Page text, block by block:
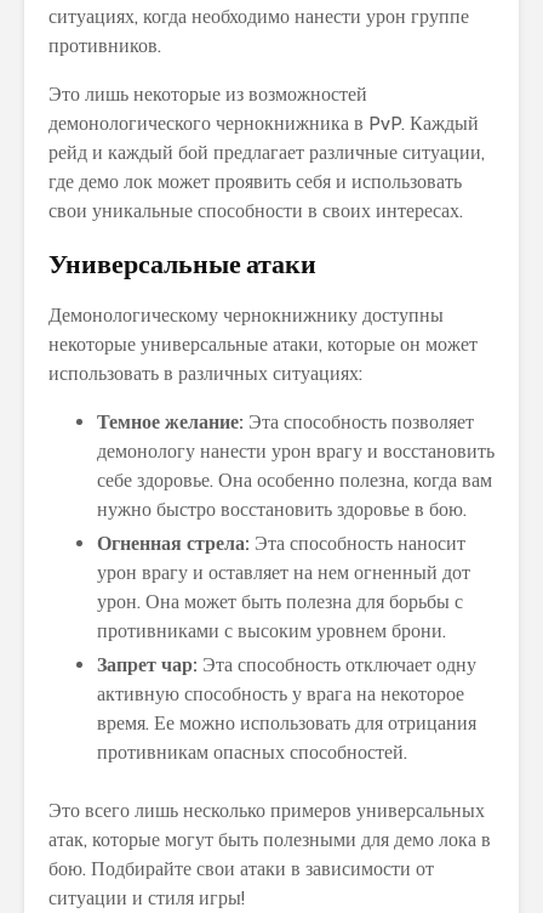
ситуациях, когда необходимо нанести урон группе
противников.
Это лишь некоторые из возможностей
демонологического чернокнижника в PvP. Каждый
рейд и каждый бой предлагает различные ситуации,
где демо лок может проявить себя и использовать
свои уникальные способности в своих интересах.
Универсальные атаки
Демонологическому чернокнижнику доступны
некоторые универсальные атаки, которые он может
использовать в различных ситуациях:
Темное желание: Эта способность позволяет
демонологу нанести урон врагу и восстановить
себе здоровье. Она особенно полезна, когда вам
нужно быстро восстановить здоровье в бою.
Огненная стрела: Эта способность наносит
урон врагу и оставляет на нем огненный дот
урон. Она может быть полезна для борьбы с
противниками с высоким уровнем брони.
Запрет чар: Эта способность отключает одну
активную способность у врага на некоторое
время. Ее можно использовать для отрицания
противникам опасных способностей.
Это всего лишь несколько примеров универсальных
атак, которые могут быть полезными для демо лока в
бою. Подбирайте свои атаки в зависимости от
ситуации и стиля игры!